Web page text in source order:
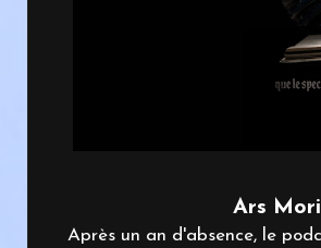
Ars
Après un an d'absence, le